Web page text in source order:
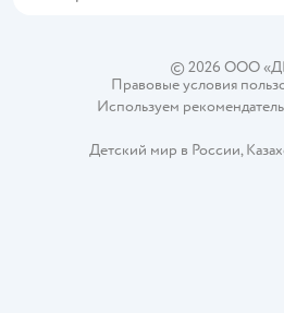
© 2026 ООО
Правовые условия
Используем
Детский мир в России,